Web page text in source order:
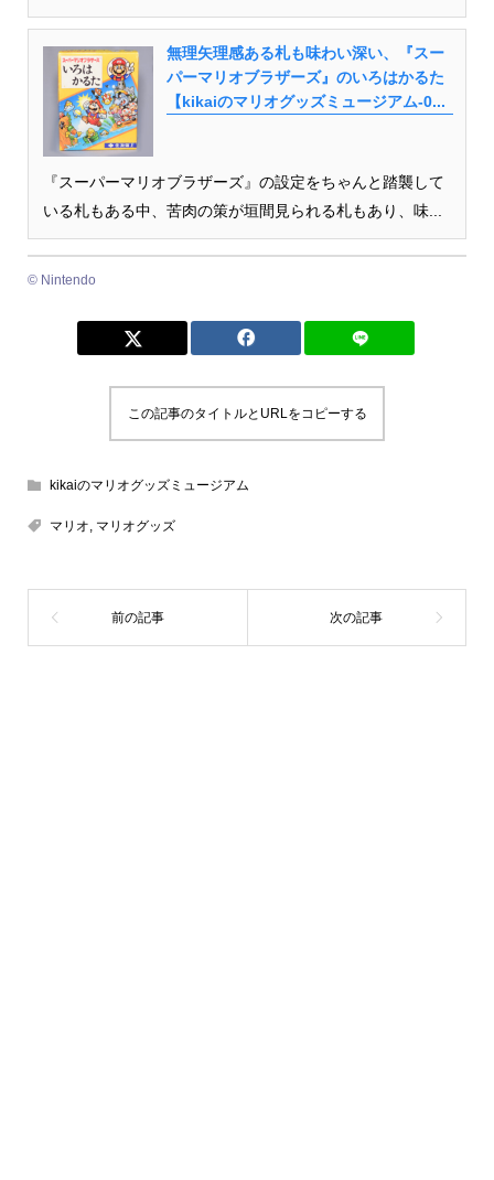
無理矢理感ある札も味わい深い、『スー
パーマリオブラザーズ』のいろはかるた
【kikaiのマリオグッズミュージアム-0...
『スーパーマリオブラザーズ』の設定をちゃんと踏襲して
いる札もある中、苦肉の策が垣間見られる札もあり、味...
© Nintendo
この記事のタイトルとURLをコピーする
kikaiのマリオグッズミュージアム
マリオ, マリオグッズ